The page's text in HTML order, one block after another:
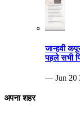
जान्हवी
पहले सभी
— Jun 20
अपना शहर